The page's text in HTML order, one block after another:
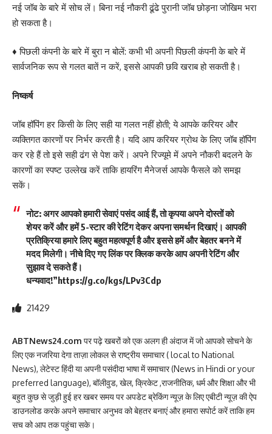
नई जॉब के बारे में सोच लें। बिना नई नौकरी ढूंढे पुरानी जॉब छोड़ना जोखिम भरा
हो सकता है।
♦ पिछली कंपनी के बारे में बुरा न बोलें: कभी भी अपनी पिछली कंपनी के बारे में
सार्वजनिक रूप से गलत बातें न करें, इससे आपकी छवि खराब हो सकती है।
निष्कर्ष
जॉब हॉपिंग हर किसी के लिए सही या गलत नहीं होती; ये आपके करियर और
व्यक्तिगत कारणों पर निर्भर करती है। यदि आप करियर ग्रोथ के लिए जॉब हॉपिंग
कर रहे हैं तो इसे सही ढंग से पेश करें। अपने रिज्यूमे में अपने नौकरी बदलने के
कारणों का स्पष्ट उल्लेख करें ताकि हायरिंग मैनेजर्स आपके फैसले को समझ
सकें।
नोट: अगर आपको हमारी सेवाएं पसंद आई हैं, तो कृपया अपने दोस्तों को
शेयर करें और हमें 5-स्टार की रेटिंग देकर अपना समर्थन दिखाएं। आपकी
प्रतिक्रिया हमारे लिए बहुत महत्वपूर्ण है और इससे हमें और बेहतर बनने में
मदद मिलेगी। नीचे दिए गए लिंक पर क्लिक करके आप अपनी रेटिंग और
सुझाव दे सकते हैं।
धन्यवाद!”https://g.co/kgs/LPv3Cdp
21429
ABTNews24.com पर पढ़े खबरों को एक अलग ही अंदाज में जो आपको सोचने के
लिए एक नजरिया देगा ताज़ा लोकल से राष्ट्रीय समाचार ( local to National
News), लेटेस्ट हिंदी या अपनी पसंदीदा भाषा में समाचार (News in Hindi or your
preferred language), बॉलीवुड, खेल, क्रिकेट ,राजनीतिक, धर्म और शिक्षा और भी
बहुत कुछ से जुड़ी हुई हर खबर समय पर अपडेट ब्रेकिंग न्यूज़ के लिए एबीटी न्यूज़ की ऐप
डाउनलोड करके अपने समाचार अनुभव को बेहतर बनाएं और हमारा सपोर्ट करें ताकि हम
सच को आप तक पहुंचा सके।